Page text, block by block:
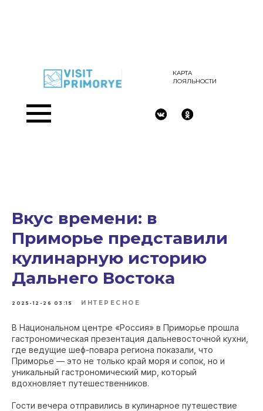
КАРТА
ЛОЯЛЬНОСТИ
Вкус времени: в
Приморье представили
кулинарную историю
Дальнего Востока
2025-12-26 03:15 ИНТЕРЕСНОЕ
В Национальном центре «Россия» в Приморье прошла
гастрономическая презентация дальневосточной кухни,
где ведущие шеф-повара региона показали, что
Приморье — это не только край моря и сопок, но и
уникальный гастрономический мир, который
вдохновляет путешественников.
Гости вечера отправились в кулинарное путешествие